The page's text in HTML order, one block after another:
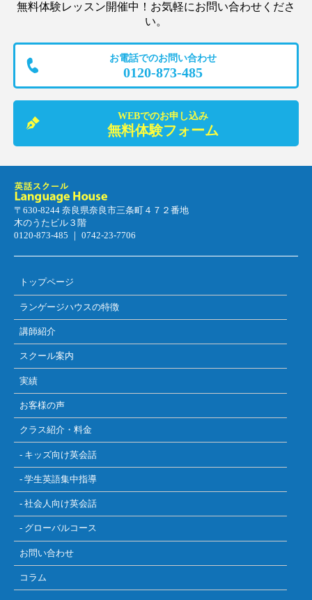
無料体験レッスン開催中！お気軽にお問い合わせくださ
い。
お電話でのお問い合わせ
0120-873-485
WEBでのお申し込み
無料体験フォーム
〒630-8244 奈良県奈良市三条町４７２番地
木のうたビル３階
0120-873-485 ｜ 0742-23-7706
トップページ
ランゲージハウスの特徴
講師紹介
スクール案内
実績
お客様の声
クラス紹介・料金
- キッズ向け英会話
- 学生英語集中指導
- 社会人向け英会話
- グローバルコース
お問い合わせ
コラム